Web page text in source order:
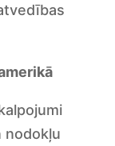
nodokļu